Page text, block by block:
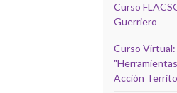
Curso
Guerriero
Curso Virtual:
Acción